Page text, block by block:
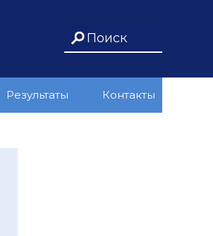
Результаты Контакты